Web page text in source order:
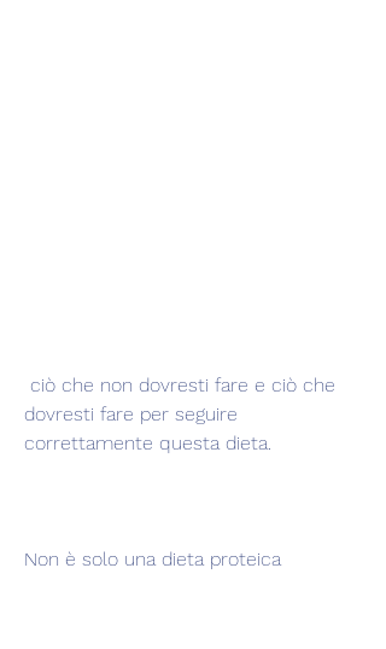
dovresti fare per seguire
correttamente questa dieta.
Non è solo una dieta proteica